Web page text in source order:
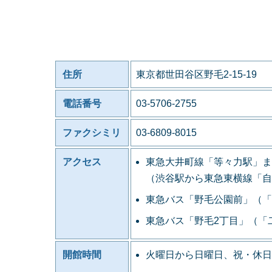
住所 東京都世田谷区野毛2-15-19
電話番号 03-5706-2755
ファクシミリ 03-6809-8015
アクセス
東急大井町線「等々力駅」
（渋谷駅から東急東横線「
東急バス「野毛公園前」（
東急バス「野毛2丁目」（
開館時間 火曜日から日曜日、祝・休